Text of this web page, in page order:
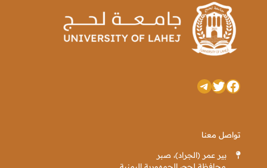
فيسبوك
تويترتيليجرام
تواصل معنا
بير عمر (الجراد)، صبر